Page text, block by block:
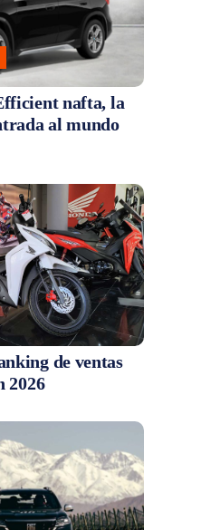
nafta, la
al mundo
de ventas
2026